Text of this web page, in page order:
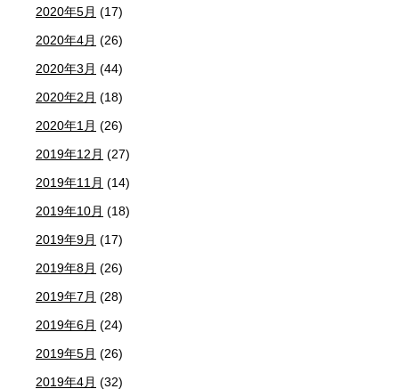
2020年5月 (17)
2020年4月 (26)
2020年3月 (44)
2020年2月 (18)
2020年1月 (26)
2019年12月 (27)
2019年11月 (14)
2019年10月 (18)
2019年9月 (17)
2019年8月 (26)
2019年7月 (28)
2019年6月 (24)
2019年5月 (26)
2019年4月 (32)